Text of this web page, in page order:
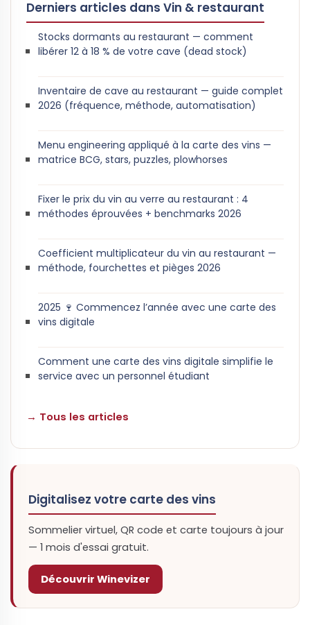
Derniers articles dans Vin & restaurant
Stocks dormants au restaurant — comment
libérer 12 à 18 % de votre cave (dead stock)
Inventaire de cave au restaurant — guide complet
2026 (fréquence, méthode, automatisation)
Menu engineering appliqué à la carte des vins —
matrice BCG, stars, puzzles, plowhorses
Fixer le prix du vin au verre au restaurant : 4
méthodes éprouvées + benchmarks 2026
Coefficient multiplicateur du vin au restaurant —
méthode, fourchettes et pièges 2026
2025 🍷 Commencez l’année avec une carte des
vins digitale
Comment une carte des vins digitale simplifie le
service avec un personnel étudiant
→ Tous les articles
Digitalisez votre carte des vins
Sommelier virtuel, QR code et carte toujours à jour
— 1 mois d'essai gratuit.
Découvrir Winevizer